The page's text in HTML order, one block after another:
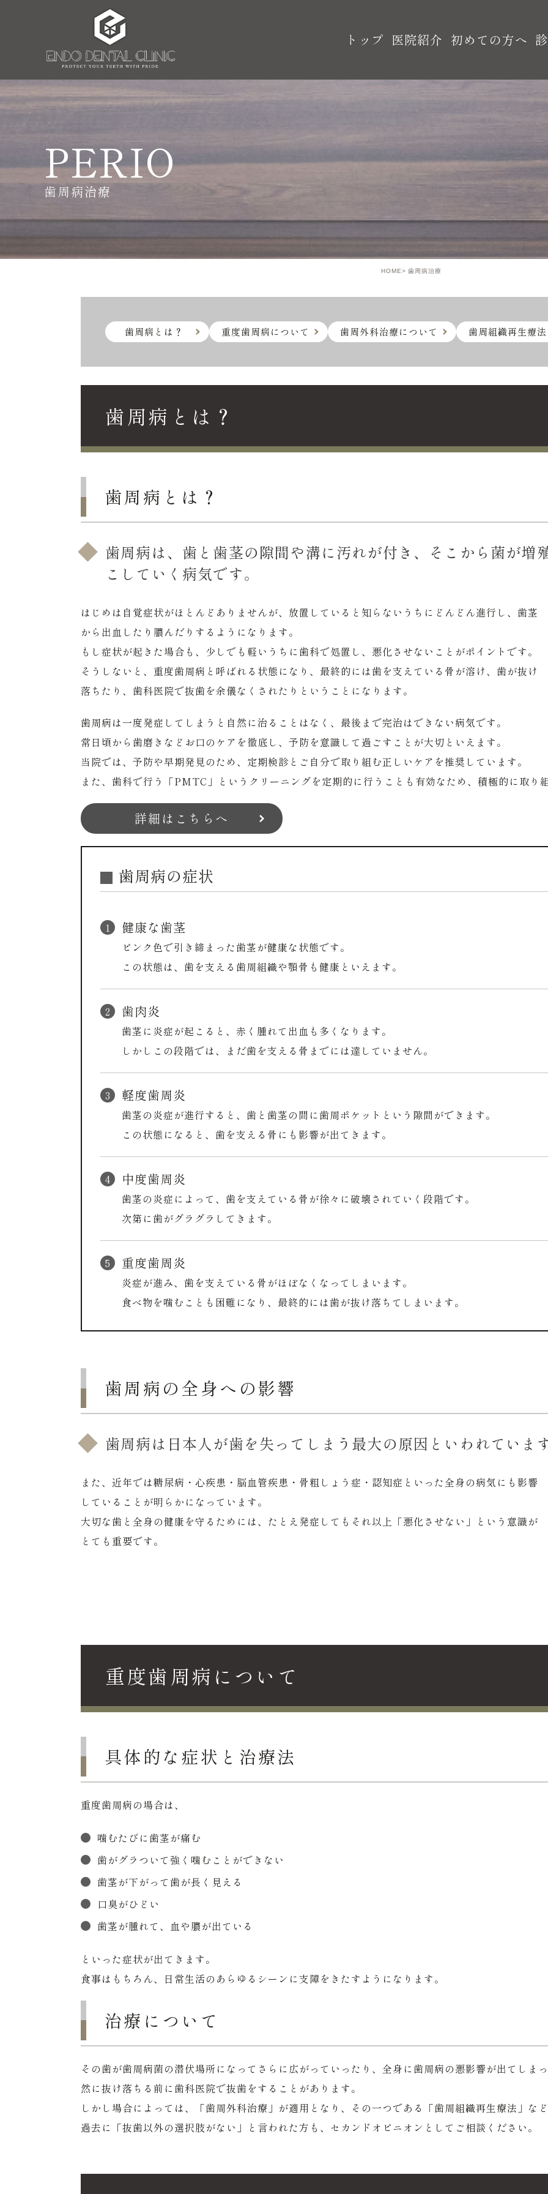
トップ 医院紹介 初めての方へ
PERIO
歯周病治療
HOME 歯周病治療
歯周病とは？ 重度歯周病について 歯周外科治療について 歯周組織再生療
歯周病とは？
歯周病とは？
歯周病は、歯と歯茎の隙間や溝に汚れが付き、そこから菌が増
こしていく病気です。
はじめは自覚症状がほとんどありませんが、放置していると知らないうちにどんどん進行し、歯茎
から出血したり膿んだりするようになります。
もし症状が起きた場合も、少しでも軽いうちに歯科で処置し、悪化させないことがポイントです。
そうしないと、重度歯周病と呼ばれる状態になり、最終的には歯を支えている骨が溶け、歯が抜け
落ちたり、歯科医院で抜歯を余儀なくされたりということになります。
歯周病は一度発症してしまうと自然に治ることはなく、最後まで完治はできない病気です。
常日頃から歯磨きなどお口のケアを徹底し、予防を意識して過ごすことが大切といえます。
当院では、予防や早期発見のため、定期検診とご自分で取り組む正しいケアを推奨しています。
また、歯科で行う「PMTC」というクリーニングを定期的に行うことも有効なため、積極的に取り
詳細はこちらへ
歯周病の症状
健康な歯茎
ピンク色で引き締まった歯茎が健康な状態です。
この状態は、歯を支える歯周組織や顎骨も健康といえます。
歯肉炎
歯茎に炎症が起こると、赤く腫れて出血も多くなります。
しかしこの段階では、まだ歯を支える骨までには達していません。
軽度歯周炎
歯茎の炎症が進行すると、歯と歯茎の間に歯周ポケットという隙間ができます。
この状態になると、歯を支える骨にも影響が出てきます。
中度歯周炎
歯茎の炎症によって、歯を支えている骨が徐々に破壊されていく段階です。
次第に歯がグラグラしてきます。
重度歯周炎
炎症が進み、歯を支えている骨がほぼなくなってしまいます。
食べ物を噛むことも困難になり、最終的には歯が抜け落ちてしまいます。
歯周病の全身への影響
歯周病は日本人が歯を失ってしまう最大の原因といわれていま
また、近年では糖尿病・心疾患・脳血管疾患・骨粗しょう症・認知症といった全身の病気にも影響
していることが明らかになっています。
大切な歯と全身の健康を守るためには、たとえ発症してもそれ以上「悪化させない」という意識が
とても重要です。
重度歯周病について
具体的な症状と治療法
重度歯周病の場合は、
噛むたびに歯茎が痛む
歯がグラついて強く噛むことができない
歯茎が下がって歯が長く見える
口臭がひどい
歯茎が腫れて、血や膿が出ている
といった症状が出てきます。
食事はもちろん、日常生活のあらゆるシーンに支障をきたすようになります。
治療について
その歯が歯周病菌の潜伏場所になってさらに広がっていったり、全身に歯周病の悪影響が出てしま
然に抜け落ちる前に歯科医院で抜歯をすることがあります。
しかし場合によっては、「歯周外科治療」が適用となり、その一つである「歯周組織再生療法」な
過去に「抜歯以外の選択肢がない」と言われた方も、セカンドオピニオンとしてご相談ください。